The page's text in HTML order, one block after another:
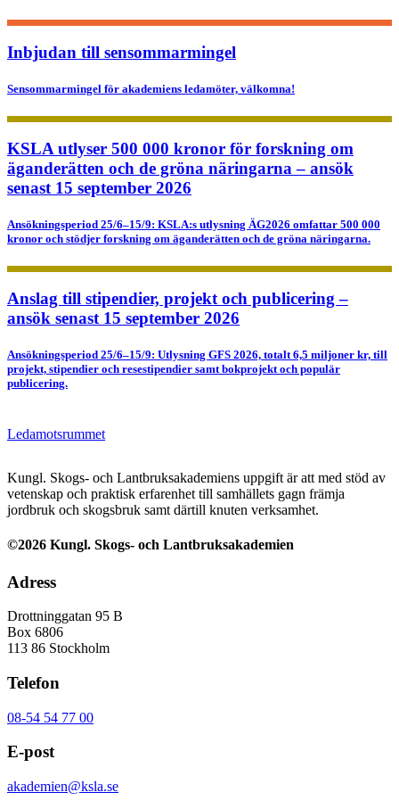
Inbjudan till sensommarmingel
Sensommarmingel för akademiens ledamöter, välkomna!
KSLA utlyser 500 000 kronor för forskning om
äganderätten och de gröna näringarna – ansök
senast 15 september 2026
Ansökningsperiod 25/6–15/9: KSLA:s utlysning ÄG2026 omfattar 500 000
kronor och stödjer forskning om äganderätten och de gröna näringarna.
Anslag till stipendier, projekt och publicering –
ansök senast 15 september 2026
Ansökningsperiod 25/6–15/9: Utlysning GFS 2026, totalt 6,5 miljoner kr, till
projekt, stipendier och resestipendier samt bokprojekt och populär
publicering.
Ledamotsrummet
Kungl. Skogs- och Lantbruksakademiens uppgift är att med stöd av
vetenskap och praktisk erfarenhet till samhällets gagn främja
jordbruk och skogsbruk samt därtill knuten verksamhet.
©2026 Kungl. Skogs- och Lantbruksakademien
Adress
Drottninggatan 95 B
Box 6806
113 86 Stockholm
Telefon
08-54 54 77 00
E-post
akademien@ksla.se